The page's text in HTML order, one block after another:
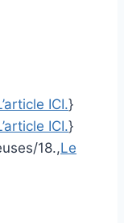
ICI.}
ICI.}
18.,Le